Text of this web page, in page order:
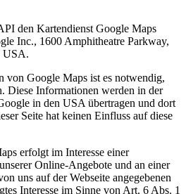
den Kartendienst Google Maps
Inc., 1600 Amphitheatre Parkway,
USA.
von Google Maps ist es notwendig,
Diese Informationen werden in der
in den USA übertragen und dort
Seite hat keinen Einfluss auf diese
erfolgt im Interesse einer
Online-Angebote und an einer
uns auf der Webseite angegebenen
Interesse im Sinne von Art. 6 Abs. 1